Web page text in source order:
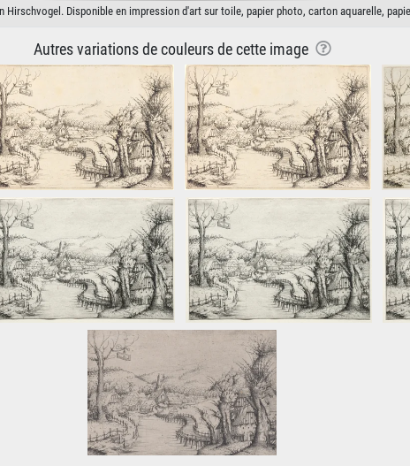
Hirschvogel. Disponible en impression d'art sur toile, papier photo, carton aquarelle,
Autres variations de couleurs de cette image